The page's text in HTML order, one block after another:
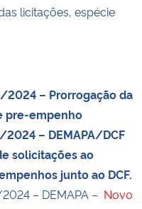
Humanos
licitações, espécie
2024 – Prorrogação da
pre-empenho
– DEMAPA/DCF
solicitações ao
junto ao DCF.
– DEMAPA – Novo